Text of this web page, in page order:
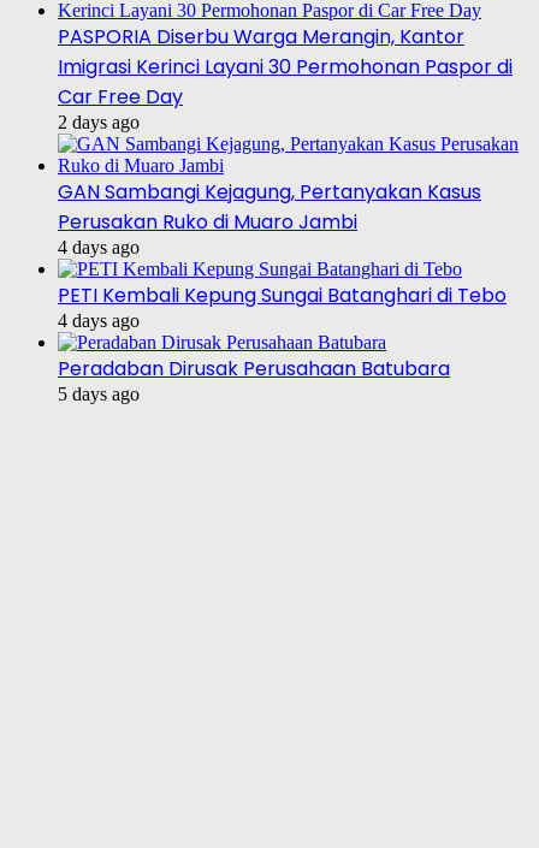
PASPORIA Diserbu Warga Merangin, Kantor
Imigrasi Kerinci Layani 30 Permohonan Paspor di
Car Free Day
2 days ago
GAN Sambangi Kejagung, Pertanyakan Kasus
Perusakan Ruko di Muaro Jambi
4 days ago
PETI Kembali Kepung Sungai Batanghari di Tebo
4 days ago
Peradaban Dirusak Perusahaan Batubara
5 days ago